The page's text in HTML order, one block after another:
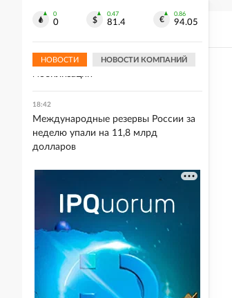
0
0
0.47
81.4
0.86
94.05
НОВОСТИ НОВОСТИ КОМПАНИЙ
фиктивно завышали показатели
мобилизации
18:42
Международные резервы России за
неделю упали на 11,8 млрд
долларов